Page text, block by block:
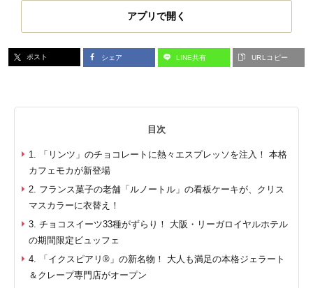
アプリで開く
ポスト シェア LINE共有 URLコピー
目次
1. 「リンツ」のチョコレートに熱々エスプレッソを注入！ 本格
カフェモカが新登場
2. フランス菓子の老舗「ルノートル」の看板ケーキが、クリス
マスカラーに衣替え！
3. チョコスイーツ33種がずらり！ 大阪・リーガロイヤルホテル
の期間限定ビュッフェ
4. 「イクスピアリ®」の新名物！ 大人も満足の本格ジェラート
＆クレープ専門店がオープン